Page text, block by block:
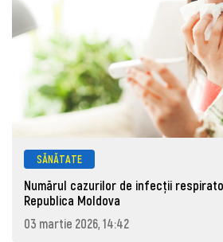
SĂNĂTATE
Numărul cazurilor de infecții
Republica Moldova
03 martie 2026, 14:42